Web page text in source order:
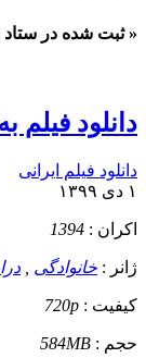
« ثبت شده در ستاد
دانلود فیلم
دانلود فیلم ایرانی
۱ دی ۱۳۹۹
اکران : 1394
ژانر : خانوادگی
کيفيت : 720p
حجم : 584MB